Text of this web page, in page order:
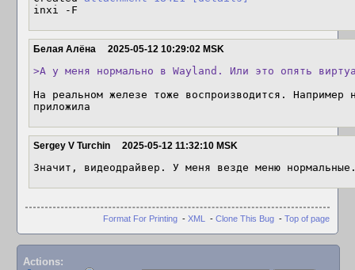
inxi -F
Белая Алёна 2025-05-12 10:29:02 MSK
>А у меня нормально в Wayland. Или это опять
На реальном железе тоже воспроизводится.
приложила
Sergey V Turchin 2025-05-12 11:32:10 MSK
Значит, видеодрайвер. У меня везде меню
Format For Printing - XML - Clone This Bug - Top of page
Actions: